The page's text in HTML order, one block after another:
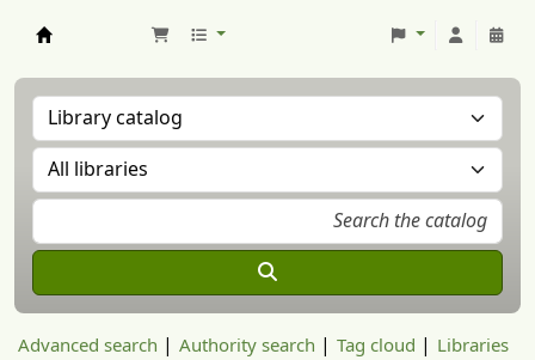
Advanced search Authority search Tag cloud Libraries